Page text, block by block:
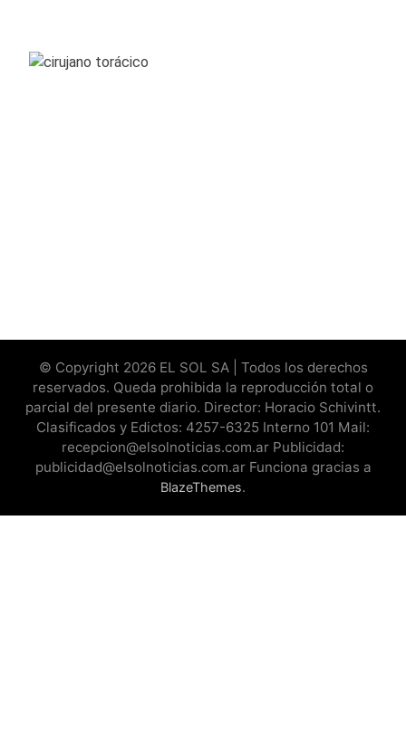
© Copyright 2026 EL SOL SA | Todos los derechos
reservados. Queda prohibida la reproducción total o
parcial del presente diario. Director: Horacio Schivintt.
Clasificados y Edictos: 4257-6325 Interno 101 Mail:
recepcion@elsolnoticias.com.ar Publicidad:
publicidad@elsolnoticias.com.ar Funciona gracias a
BlazeThemes.